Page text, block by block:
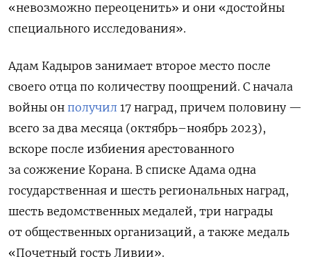
«невозможно переоценить» и они «достойны
специального исследования».
Адам Кадыров занимает второе место после
своего отца по количеству поощрений. С начала
войны он получил 17 наград, причем половину —
всего за два месяца (октябрь–ноябрь 2023),
вскоре после избиения арестованного
за сожжение Корана. В списке Адама одна
государственная и шесть региональных наград,
шесть ведомственных медалей, три награды
от общественных организаций, а также медаль
«Почетный гость Ливии».